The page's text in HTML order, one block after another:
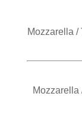
Mozzarella /
Mozzarella